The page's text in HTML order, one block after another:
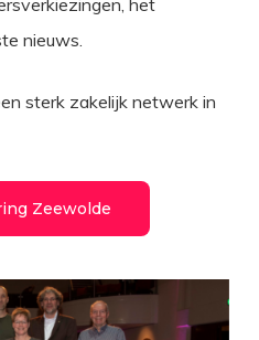
nieuws.
sterk zakelijk netwerk in
Zeewolde